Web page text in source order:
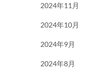
2024年11月
2024年10月
2024年9月
2024年8月